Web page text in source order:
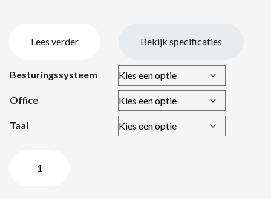
Lees verder Bekijk specificaties
Besturingssysteem
Office
Taal
ProBook